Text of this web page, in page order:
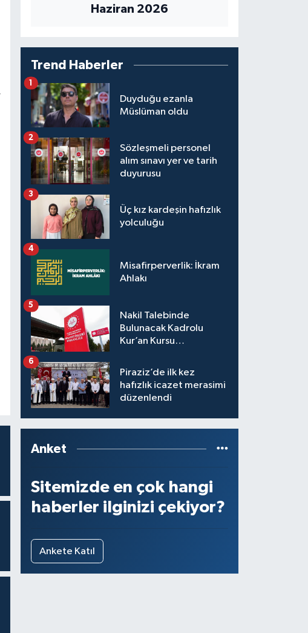
Haziran 2026
Trend Haberler
Duyduğu ezanla
Müslüman oldu
1
Sözleşmeli personel
alım sınavı yer ve tarih
duyurusu
2
Üç kız kardeşin hafızlık
yolculuğu
3
Misafirperverlik: İkram
Ahlakı
4
Nakil Talebinde
Bulunacak Kadrolu
Kur’an Kursu
Tercih ve Yerleştirme
İşlemleri duyurusu
5
Piraziz’de ilk kez
hafızlık icazet merasimi
düzenlendi
6
Anket
Sitemizde en çok hangi
haberler ilginizi çekiyor?
Ankete Katıl